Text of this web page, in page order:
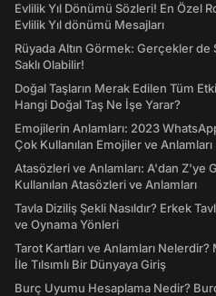
Evlilik Yıl Dönümü Sözleri! En Özel
Evlilik Yıl dönümü Mesajları
Rüyada Altın Görmek: Gerçekler de
Saklı Olabilir!
Doğal Taşların Merak Edilen Tüm
Hangi Doğal Taş Ne İşe Yarar?
Emojilerin Anlamları: 2023
Çok Kullanılan Emojiler ve Anlamları
Atasözleri ve Anlamları: A'dan Z'ye
Kullanılan Atasözleri ve Anlamları
Tavla Diziliş Şekli Nasıldır? Erkek
ve Oynama Yönleri
Tarot Kartları ve Anlamları
İle Tılsımlı Bir Dünyaya Giriş
Burç Uyumu Hesaplama Nedir?